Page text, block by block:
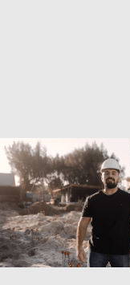
Dorata
Seasons |
Outubro/